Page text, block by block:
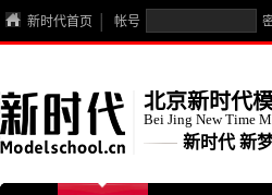
新时代首页 帐号
北京新时代
Bei Jing New Time
新时代 新